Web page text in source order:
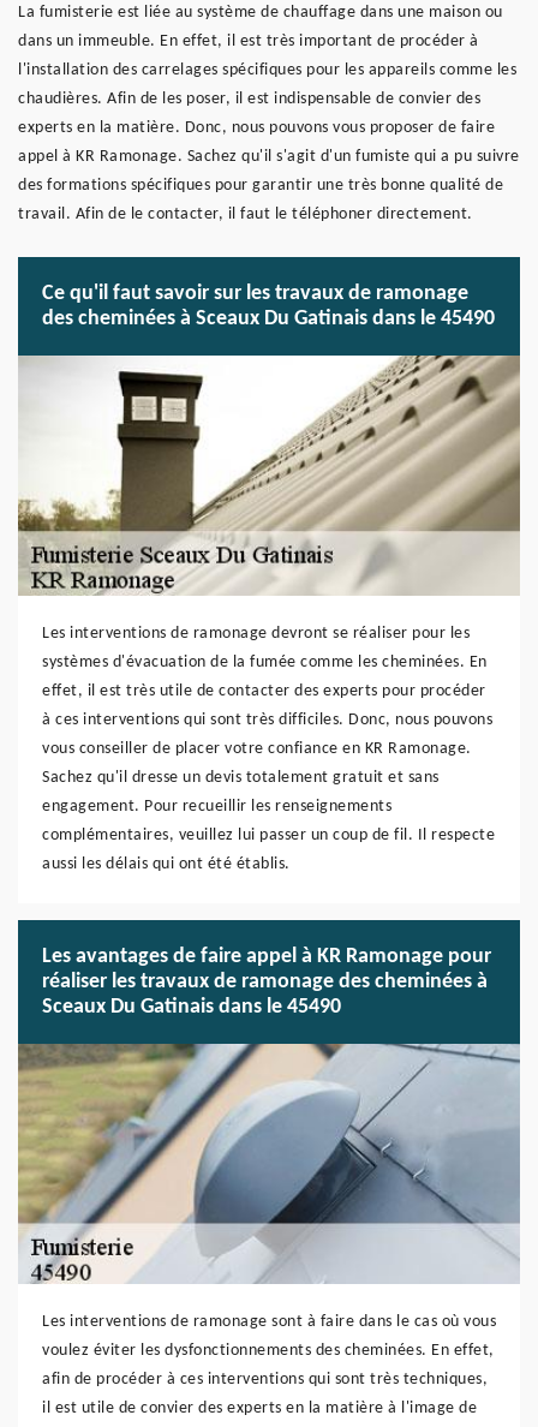
La fumisterie est liée au système de chauffage dans une maison ou
dans un immeuble. En effet, il est très important de procéder à
l'installation des carrelages spécifiques pour les appareils comme les
chaudières. Afin de les poser, il est indispensable de convier des
experts en la matière. Donc, nous pouvons vous proposer de faire
appel à KR Ramonage. Sachez qu'il s'agit d'un fumiste qui a pu suivre
des formations spécifiques pour garantir une très bonne qualité de
travail. Afin de le contacter, il faut le téléphoner directement.
Ce qu'il faut savoir sur les travaux de ramonage
des cheminées à Sceaux Du Gatinais dans le 45490
Les interventions de ramonage devront se réaliser pour les
systèmes d'évacuation de la fumée comme les cheminées. En
effet, il est très utile de contacter des experts pour procéder
à ces interventions qui sont très difficiles. Donc, nous pouvons
vous conseiller de placer votre confiance en KR Ramonage.
Sachez qu'il dresse un devis totalement gratuit et sans
engagement. Pour recueillir les renseignements
complémentaires, veuillez lui passer un coup de fil. Il respecte
aussi les délais qui ont été établis.
Les avantages de faire appel à KR Ramonage pour
réaliser les travaux de ramonage des cheminées à
Sceaux Du Gatinais dans le 45490
Les interventions de ramonage sont à faire dans le cas où vous
voulez éviter les dysfonctionnements des cheminées. En effet,
afin de procéder à ces interventions qui sont très techniques,
il est utile de convier des experts en la matière à l'image de